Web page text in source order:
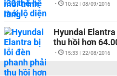
- 10:52 | 08/09/2016
Hyundai
thu hồi hơn
- 15:33 | 22/08/2016